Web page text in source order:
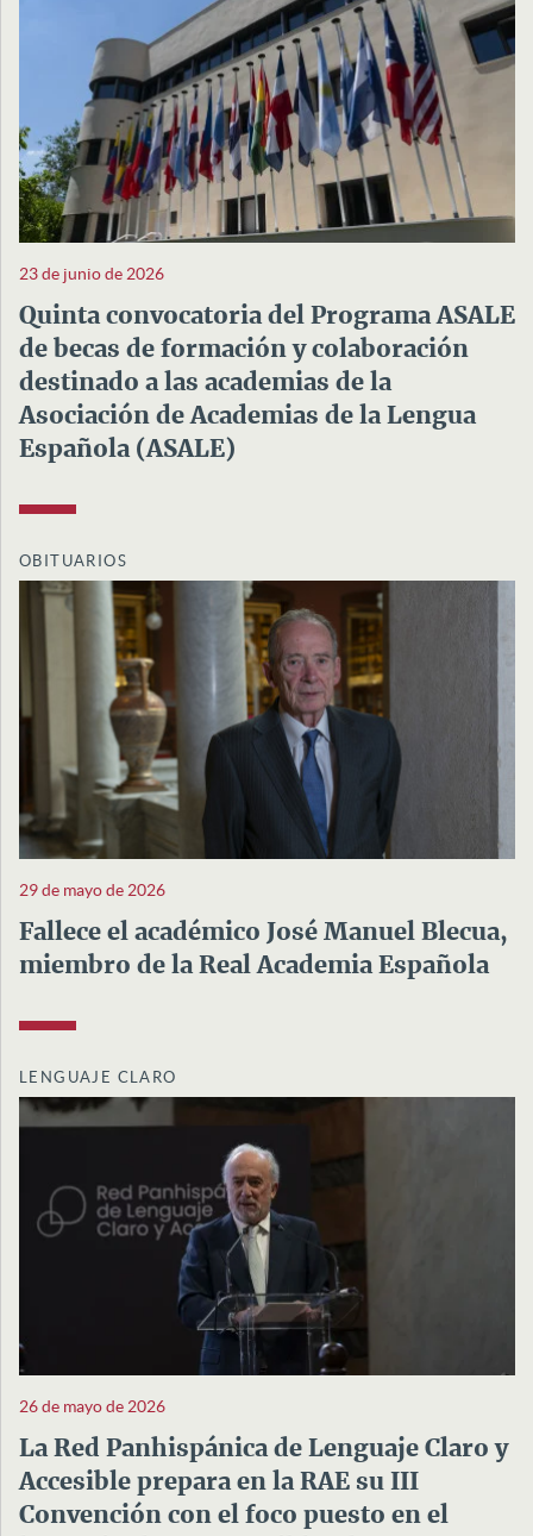
23 de junio de 2026
Quinta convocatoria del Programa ASALE
de becas de formación y colaboración
destinado a las academias de la
Asociación de Academias de la Lengua
Española (ASALE)
OBITUARIOS
29 de mayo de 2026
Fallece el académico José Manuel Blecua,
miembro de la Real Academia Española
LENGUAJE CLARO
26 de mayo de 2026
La Red Panhispánica de Lenguaje Claro y
Accesible prepara en la RAE su III
Convención con el foco puesto en el